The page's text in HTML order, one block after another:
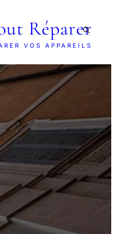
Réparer
VOS APPAREILS